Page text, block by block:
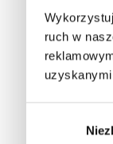
ruch w